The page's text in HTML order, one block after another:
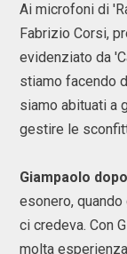
Ai microfoni di
Fabrizio Corsi,
evidenziato da
stiamo facendo
siamo abituati a
gestire le
Giampaolo
esonero,
ci credeva. Con
molta